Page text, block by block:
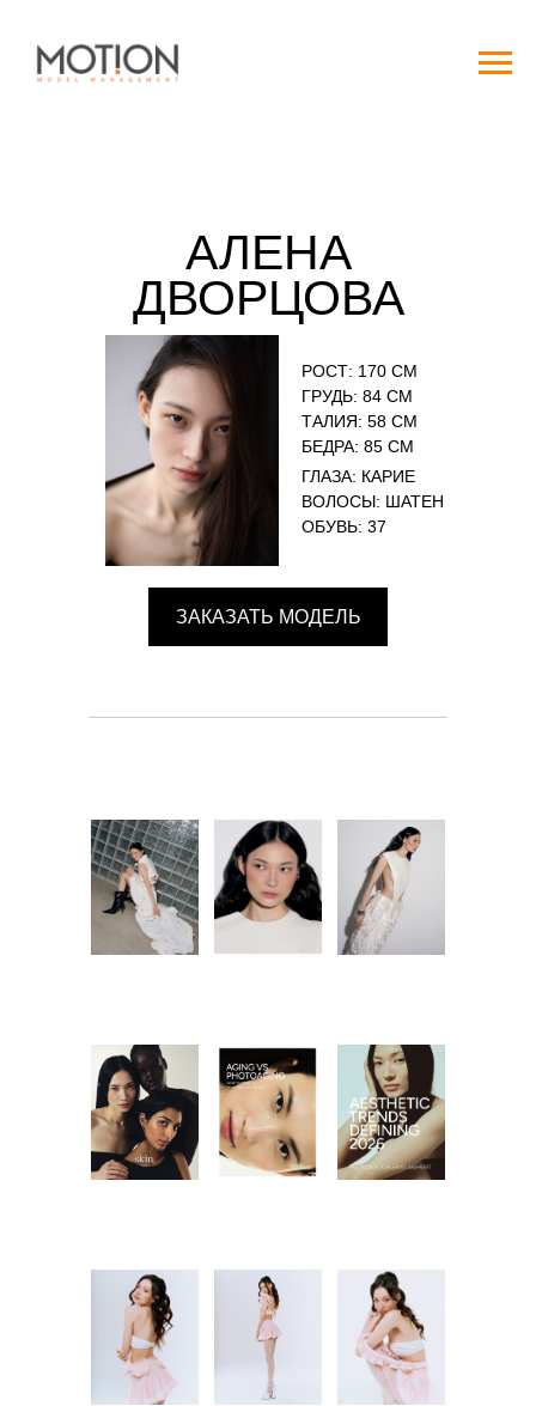
АЛЕНА
ДВОРЦОВА
РОСТ: 170 СМ
ГРУДЬ: 84 СМ
ТАЛИЯ: 58 СМ
БЕДРА: 85 СМ
ГЛАЗА: КАРИЕ
ВОЛОСЫ: ШАТЕН
ОБУВЬ: 37
ЗАКАЗАТЬ МОДЕЛЬ